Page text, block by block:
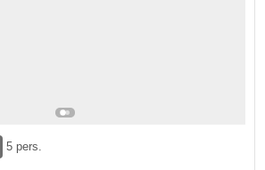
5 pers.